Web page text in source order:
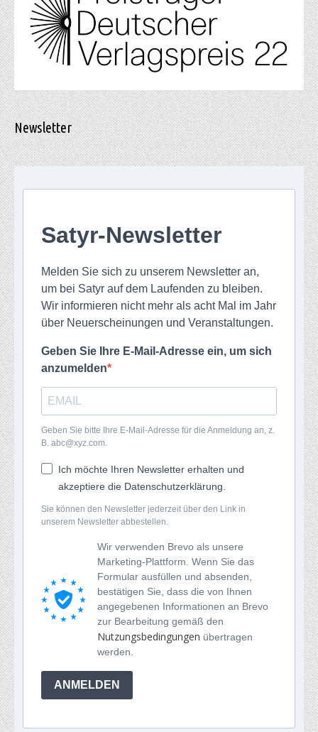
Newsletter
Satyr-Newsletter
Melden Sie sich zu unserem Newsletter an,
um bei Satyr auf dem Laufenden zu bleiben.
Wir informieren nicht mehr als acht Mal im Jahr
über Neuerscheinungen und Veranstaltungen.
Geben Sie Ihre E-Mail-Adresse ein, um sich
anzumelden
Geben Sie bitte Ihre E-Mail-Adresse für die Anmeldung an, z.
B. abc@xyz.com.
Ich möchte Ihren Newsletter erhalten und
akzeptiere die Datenschutzerklärung.
Sie können den Newsletter jederzeit über den Link in
unserem Newsletter abbestellen.
Wir verwenden Brevo als unsere
Marketing-Plattform. Wenn Sie das
Formular ausfüllen und absenden,
bestätigen Sie, dass die von Ihnen
angegebenen Informationen an Brevo
zur Bearbeitung gemäß den
Nutzungsbedingungen übertragen
werden.
ANMELDEN